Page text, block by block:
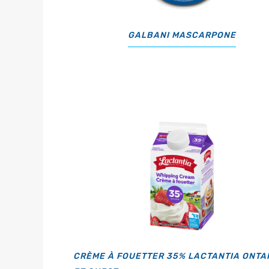
GALBANI MASCARPONE
CRÈME À FOUETTER 35% LACTANTIA